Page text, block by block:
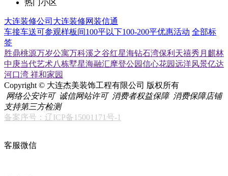
热门小区
大连装修公司 大连装修网装信通
车接车送可参观样板间100平以下100-200平优惠活动 全部标
签
胜鼎桃源万岁公寓万科溪之谷红星海钻石湾保利天禧秀月麒林
中庚当代艺术八栋墅星海融汇摩登公园信心花园远洋风景亿达
河口湾 祥和家园
Copyright © 大连杰美装饰工程有限公司 版权所有
网络公安许可 诚信网站许可 消费者权益保障 消费保障店铺
支持第三方检测
备案序号：辽ICP备15001171号-1
客服微信